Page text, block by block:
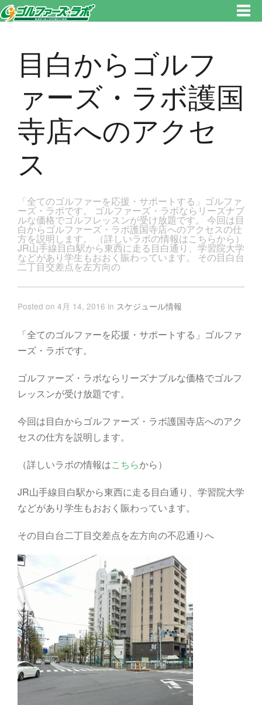
す。新宿区、若松河田で気軽にゴルフレッスン！
目白からゴルフ
ァーズ・ラボ護国
寺店へのアクセ
ス
「全てのゴルファーを応援・サポートする」ゴルファ
ーズ・ラボです。 ゴルファーズ・ラボならリーズナブ
ルな価格でゴルフレッスンが受け放題です。 今回は目
白からゴルファーズ・ラボ護国寺店へのアクセスの仕
方を説明します。 （詳しいラボの情報はこちらから）
JR山手線目白駅から東西に走る目白通り、学習院大学
などがあり学生もおおく賑わっています。 その目白台
二丁目交差点を左方向の
Posted on 4月 14, 2016 in スケジュール情報
「全てのゴルファーを応援・サポートする」ゴルファ
ーズ・ラボです。
ゴルファーズ・ラボならリーズナブルな価格でゴルフ
レッスンが受け放題です。
今回は目白からゴルファーズ・ラボ護国寺店へのアク
セスの仕方を説明します。
（詳しいラボの情報はこちらから）
JR山手線目白駅から東西に走る目白通り、学習院大学
などがあり学生もおおく賑わっています。
その目白台二丁目交差点を左方向の不忍通りへ